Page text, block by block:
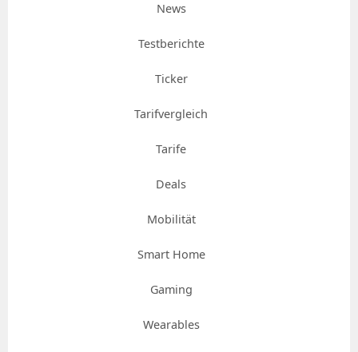
News
Testberichte
Ticker
Tarifvergleich
Tarife
Deals
Mobilität
Smart Home
Gaming
Wearables